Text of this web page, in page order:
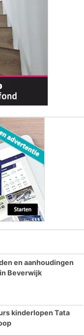
en aanhoudingen
Beverwijk
kinderlopen Tata